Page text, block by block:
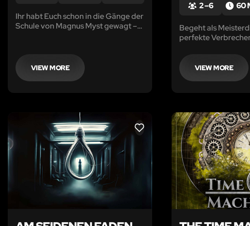
Ihr habt Euch schon in die Gänge der
Schule von Magnus Myst gewagt –
VIEW MORE
2 – 6 60
Begeht als
perfekte
VIEW MORE
LIKE